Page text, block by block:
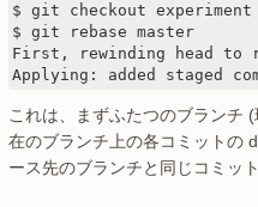
$ git checkout experiment
$ git rebase master
First, rewinding head
Applying: added staged
これは、まずふたつのブランチ
在のブランチ上の各コミットの
ース先のブランチと同じコミッ